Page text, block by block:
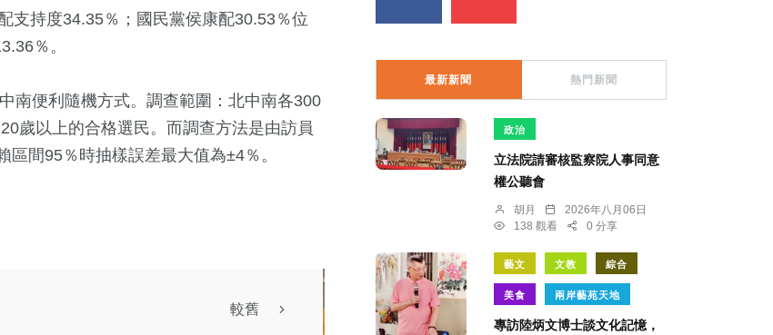
支持度34.35％；國民黨侯康配30.53％位
％。
南便利隨機方式。調查範圍：北中南各300
歲以上的合格選民。而調查方法是由訪員
間95％時抽樣誤差最大值為±4％。
較舊
最新新聞 熱門新聞
政治
立法院請審核監察院人事同意
權公聽會
胡月
2026年八月06日
138 觀看
0 分享
藝文 文教 綜合
美食 兩岸藝苑天地
專訪陸炳文博士談文化記憶，